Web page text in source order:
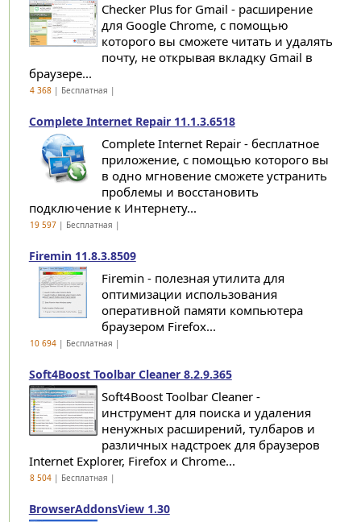
Checker Plus for Gmail - расширение
для Google Chrome, с помощью
которого вы сможете читать и удалять
почту, не открывая вкладку Gmail в
браузере...
4 368| Бесплатная |
Complete Internet Repair 11.1.3.6518
Complete Internet Repair - бесплатное
приложение, с помощью которого вы
в одно мгновение сможете устранить
проблемы и восстановить
подключение к Интернету...
19 597| Бесплатная |
Firemin 11.8.3.8509
Firemin - полезная утилита для
оптимизации использования
оперативной памяти компьютера
браузером Firefox...
10 694| Бесплатная |
Soft4Boost Toolbar Cleaner 8.2.9.365
Soft4Boost Toolbar Cleaner -
инструмент для поиска и удаления
ненужных расширений, тулбаров и
различных надстроек для браузеров
Internet Explorer, Firefox и Chrome...
8 504| Бесплатная |
BrowserAddonsView 1.30